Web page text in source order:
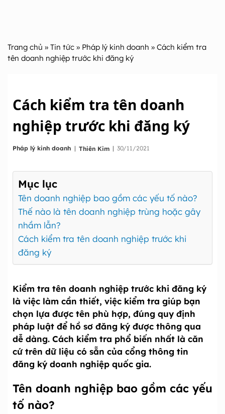
Trang chủ » Tin tức » Pháp lý kinh doanh » Cách kiểm tra
tên doanh nghiệp trước khi đăng ký
Cách kiểm tra tên doanh
nghiệp trước khi đăng ký
Pháp lý kinh doanh | Thiên Kim | 30/11/2021
Mục lục
Tên doanh nghiệp bao gồm các yếu tố nào?
Thế nào là tên doanh nghiệp trùng hoặc gây
nhầm lẫn?
Cách kiểm tra tên doanh nghiệp trước khi
đăng ký
Kiểm tra tên doanh nghiệp trước khi đăng ký
là việc làm cần thiết, việc kiểm tra giúp bạn
chọn lựa được tên phù hợp, đúng quy định
pháp luật để hồ sơ đăng ký được thông qua
dễ dàng. Cách kiểm tra phổ biến nhất là căn
cứ trên dữ liệu có sẵn của cổng thông tin
đăng ký doanh nghiệp quốc gia.
Tên doanh nghiệp bao gồm các yếu
tố nào?